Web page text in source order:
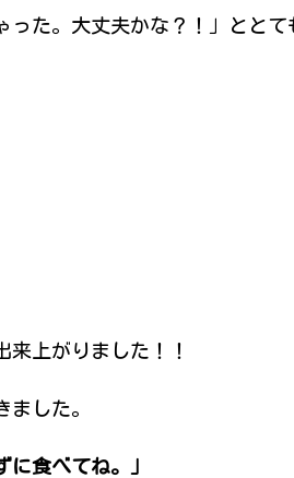
た。大丈夫かな？！」ととて
来上がりました！！
した。
に食べてね。」